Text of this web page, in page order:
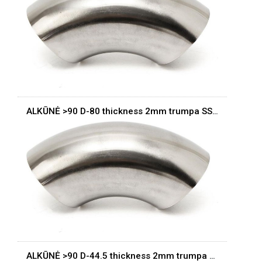
ALKŪNĖ >90 D-80 thickness 2mm trumpa SS304
ALKŪNĖ >90 D-44.5 thickness 2mm trumpa SS304